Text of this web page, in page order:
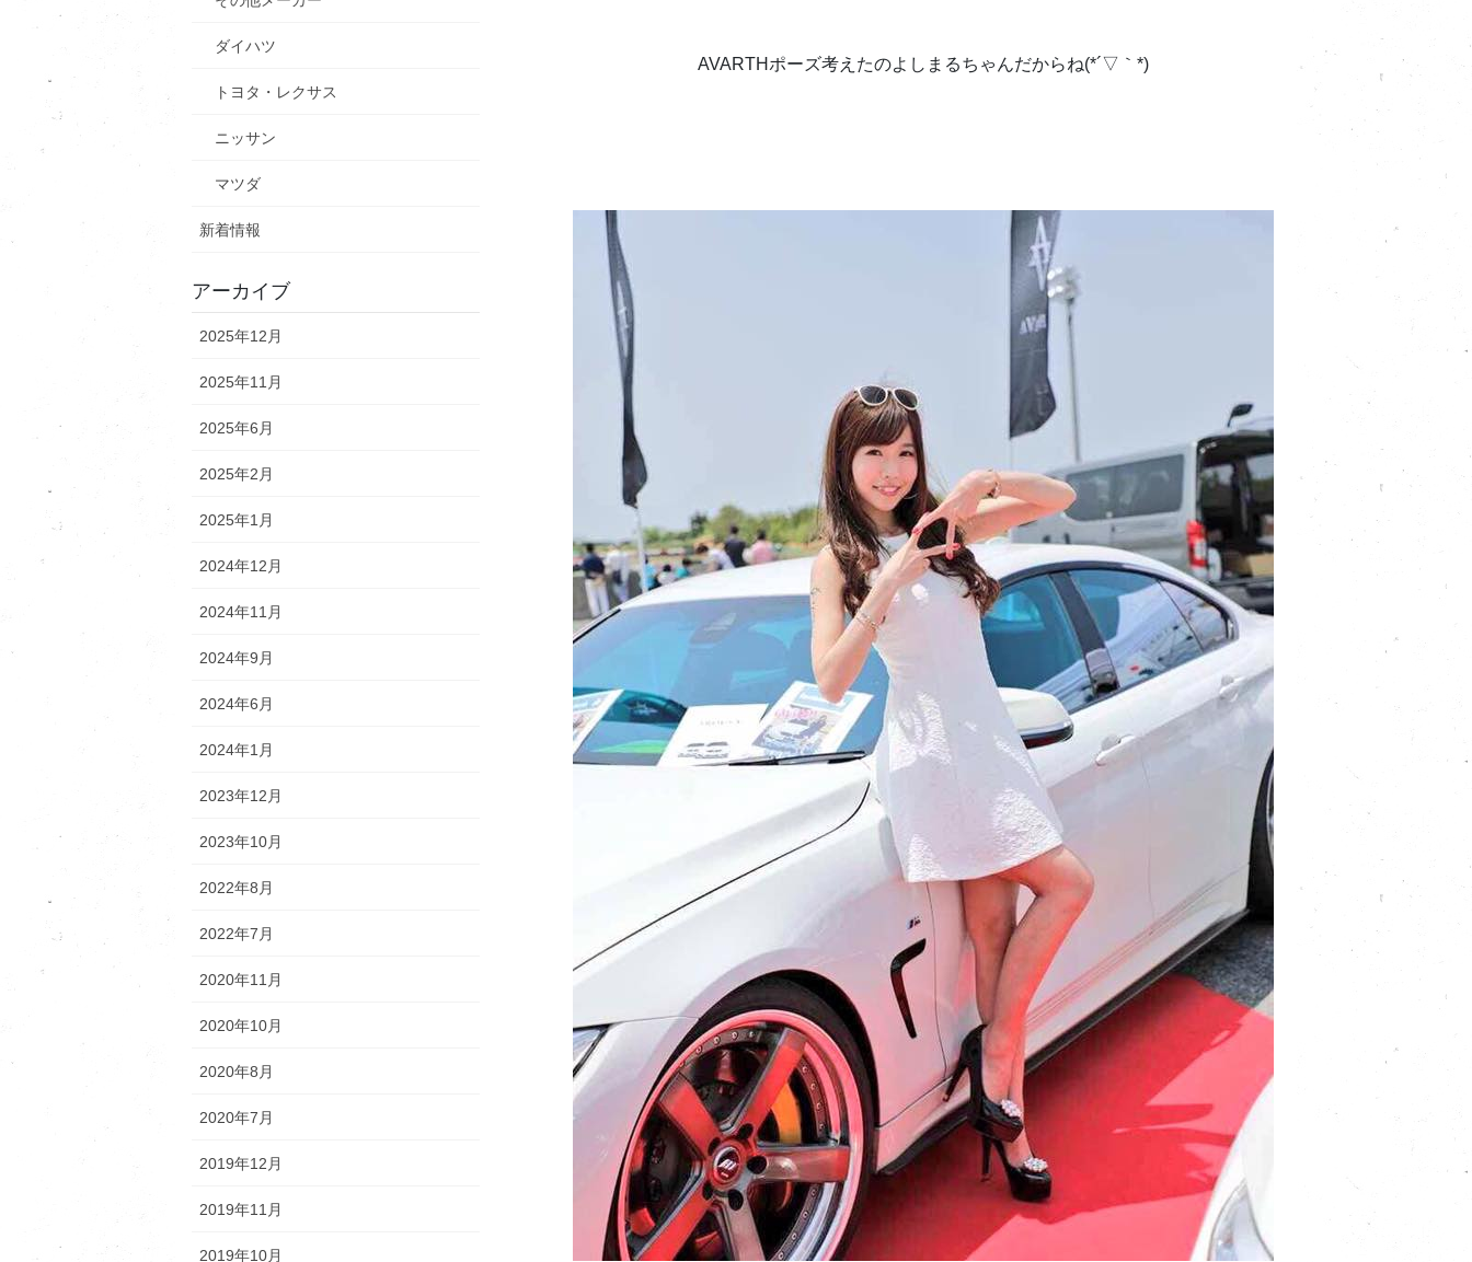
AVARTHポーズ考えたのよしまるちゃんだからね(*´▽｀*)
ダイハツ
トヨタ・レクサス
ニッサン
マツダ
新着情報
アーカイブ
2025年12月
2025年11月
2025年6月
2025年2月
2025年1月
2024年12月
2024年11月
2024年9月
2024年6月
2024年1月
2023年12月
2023年10月
2022年8月
2022年7月
2020年11月
2020年10月
2020年8月
2020年7月
2019年12月
2019年11月
2019年10月